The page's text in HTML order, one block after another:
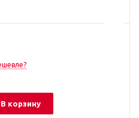
В корзину